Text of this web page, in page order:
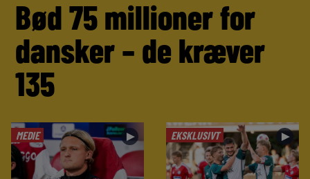
Bød 75 millioner for
dansker – de kræver
135
MEDIE ► EKSKLUSIVT ►